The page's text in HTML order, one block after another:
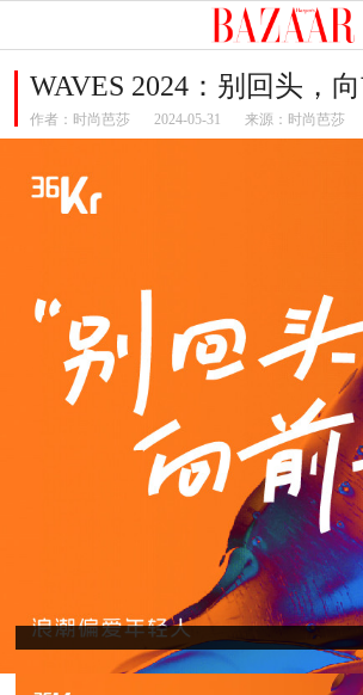
WAVES 2024：别回头，
作者： 时尚芭莎 2024-05-31 来源：时尚芭莎